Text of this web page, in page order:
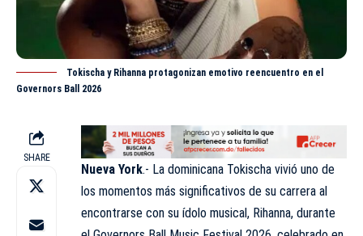
Tokischa y Rihanna protagonizan emotivo reencuentro en el
Governors Ball 2026
SHARE
Nueva York.- La dominicana Tokischa vivió uno de
los momentos más significativos de su carrera al
encontrarse con su ídolo musical, Rihanna, durante